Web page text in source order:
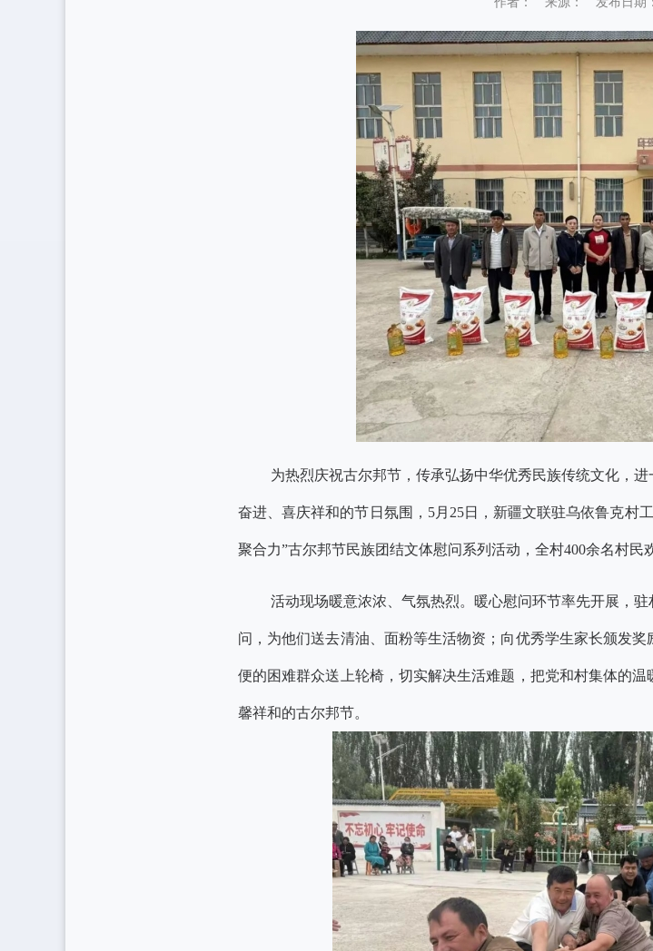
为热烈庆祝古尔邦节，传承弘扬中华优秀民族传统文化，
奋进、喜庆祥和的节日氛围，5月25日，新疆文联驻乌依鲁克村
聚合力”古尔邦节民族团结文体慰问系列活动，全村400余名村民
活动现场暖意浓浓、气氛热烈。暖心慰问环节率先开展，
问，为他们送去清油、面粉等生活物资；向优秀学生家长颁发
便的困难群众送上轮椅，切实解决生活难题，把党和村集体的
馨祥和的古尔邦节。